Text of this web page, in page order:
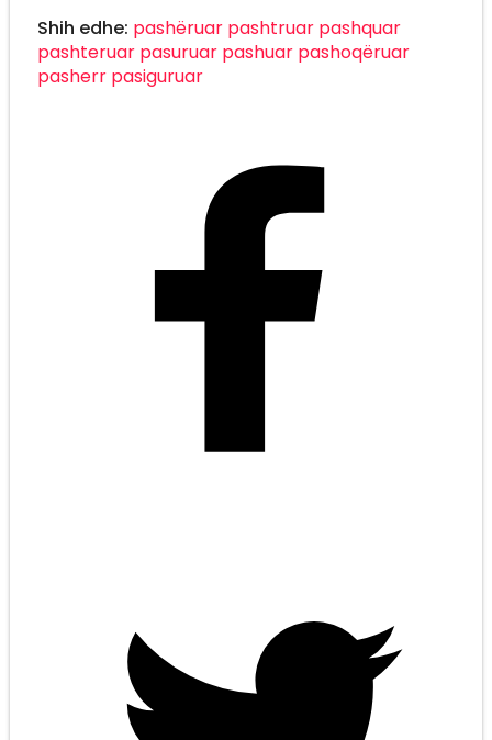
Shih edhe: pashëruar pashtruar pashquar
pashteruar pasuruar pashuar pashoqëruar
pasherr pasiguruar